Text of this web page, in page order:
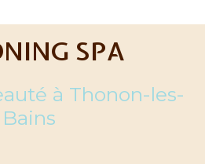
SPA
à Thonon-les-
Bains